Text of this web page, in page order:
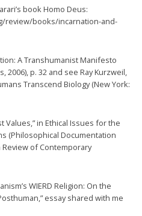
book Homo Deus:
review/books/incarnation-and-
A Transhumanist Manifesto
2006), p. 32 and see Ray Kurzweil,
Transcend Biology (New York:
Values,” in Ethical Issues for the
(Philosophical Documentation
of Contemporary
WIERD Religion: On the
essay shared with me